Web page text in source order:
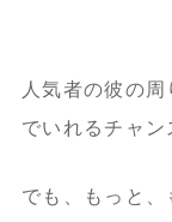
人気者の彼の
でいれるチャン
でも、もっと